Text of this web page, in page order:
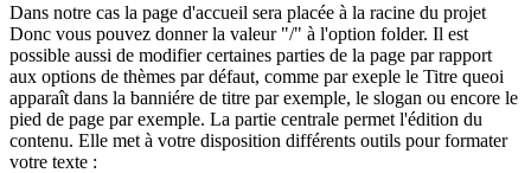
Dans notre cas la page d'accueil sera placée à la racine du projet
Donc vous pouvez donner la valeur "/" à l'option folder. Il est
possible aussi de modifier certaines parties de la page par rapport
aux options de thèmes par défaut, comme par exeple le Titre queoi
apparaît dans la banniére de titre par exemple, le slogan ou encore le
pied de page par exemple. La partie centrale permet l'édition du
contenu. Elle met à votre disposition différents outils pour formater
votre texte :